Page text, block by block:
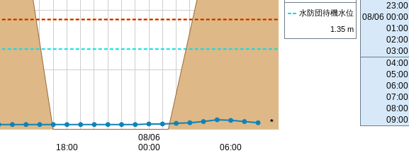
水防団待機水位
1.35 m
23:00
08/06 00:00
01:00
02:00
03:00
04:00
05:00
06:00
07:00
08:00
09:00